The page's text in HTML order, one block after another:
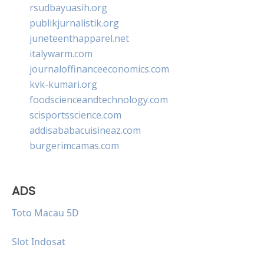
rsudbayuasih.org
publikjurnalistik.org
juneteenthapparel.net
italywarm.com
journaloffinanceeconomics.com
kvk-kumari.org
foodscienceandtechnology.com
scisportsscience.com
addisababacuisineaz.com
burgerimcamas.com
ADS
Toto Macau 5D
Slot Indosat